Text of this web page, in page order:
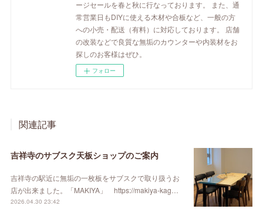
ージセールを春と秋に行なっております。 また、通
常営業日もDIYに使える木材や合板など、一般の方
への小売・配送（有料）に対応しております。 店舗
の改装などで良質な無垢のカウンターや内装材をお
探しのお客様はぜひ。
フォロー
関連記事
吉祥寺のサブスク天板ショップのご案内
吉祥寺の駅近に無垢の一枚板をサブスクで取り扱うお
店が出来ました。「MAKIYA」 https://makiya-kag…
2026.04.30 23:42